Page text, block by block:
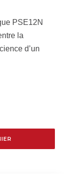
PSE12N
la
d’un